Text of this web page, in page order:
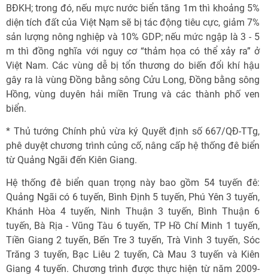
BĐKH; trong đó, nếu mực nước biển tăng 1m thì khoảng 5%
diện tích đất của Việt Nạm sẽ bị tác động tiêu cực, giảm 7%
sản lượng nông nghiệp và 10% GDP; nếu mức ngập là 3 - 5
m thì đồng nghĩa với nguy cơ “thảm họa có thể xảy ra” ở
Việt Nam. Các vùng dễ bị tổn thương do biến đổi khí hậu
gây ra là vùng Đồng bằng sông Cửu Long, Đồng bằng sông
Hồng, vùng duyên hải miền Trung và các thành phố ven
biển.
* Thủ tướng Chính phủ vừa ký Quyết định số 667/QĐ-TTg,
phê duyệt chương trình củng cố, nâng cấp hệ thống đê biển
từ Quảng Ngãi đến Kiên Giang.
Hệ thống đê biển quan trọng này bao gồm 54 tuyến đê:
Quảng Ngãi có 6 tuyến, Bình Định 5 tuyến, Phú Yên 3 tuyến,
Khánh Hòa 4 tuyến, Ninh Thuận 3 tuyến, Bình Thuận 6
tuyến, Bà Rịa - Vũng Tàu 6 tuyến, TP Hồ Chí Minh 1 tuyến,
Tiền Giang 2 tuyến, Bến Tre 3 tuyến, Trà Vinh 3 tuyến, Sóc
Trăng 3 tuyến, Bạc Liêu 2 tuyến, Cà Mau 3 tuyến và Kiên
Giang 4 tuyến. Chương trình được thực hiện từ năm 2009-